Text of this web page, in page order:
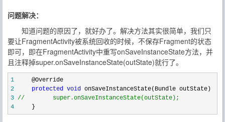
问题解决：
知道问题的原因了，就好办了。解决方法其实很简单，我们只
要让FragmentActivity被系统回收的时候，不保存Fragment的状态
即可，即在FragmentActivity中重写onSaveInstanceState方法，并
且注释掉super.onSaveInstanceState(outState)就行了。
1
2
protected void
3 //
        super.onSaveInstanceState(outState);
4
     }